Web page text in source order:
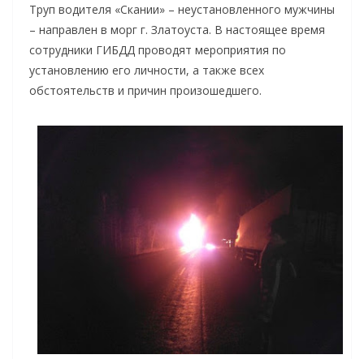
Труп водителя «Скании» – неустановленного мужчины
– направлен в морг г. Златоуста. В настоящее время
сотрудники ГИБДД проводят мероприятия по
установлению его личности, а также всех
обстоятельств и причин произошедшего.